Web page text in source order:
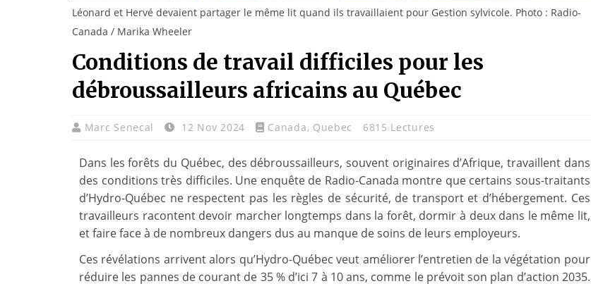
Léonard et Hervé devaient partager le même lit quand ils travaillaient pour Gestion sylvicole. Photo : Radio-
Canada / Marika Wheeler
Conditions de travail difficiles pour les
débroussailleurs africains au Québec
Marc Senecal 12 Nov 2024 Canada, Quebec 6815 Lectures
Dans les forêts du Québec, des débroussailleurs, souvent originaires d’Afrique, travaillent dans
des conditions très difficiles. Une enquête de Radio-Canada montre que certains sous-traitants
d’Hydro-Québec ne respectent pas les règles de sécurité, de transport et d’hébergement. Ces
travailleurs racontent devoir marcher longtemps dans la forêt, dormir à deux dans le même lit,
et faire face à de nombreux dangers dus au manque de soins de leurs employeurs.
Ces révélations arrivent alors qu’Hydro-Québec veut améliorer l’entretien de la végétation pour
réduire les pannes de courant de 35 % d’ici 7 à 10 ans, comme le prévoit son plan d’action 2035.